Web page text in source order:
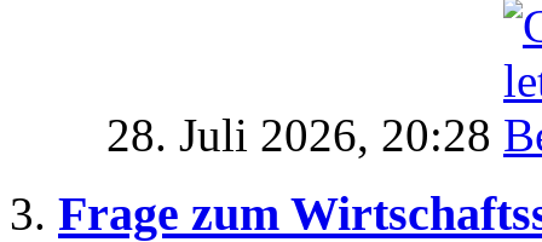
28. Juli 2026, 20:28
Frage zum